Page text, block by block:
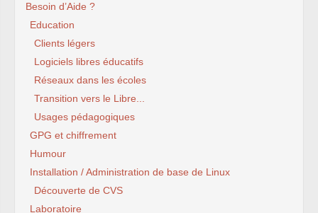
Besoin d’Aide ?
Education
Clients légers
Logiciels libres éducatifs
Réseaux dans les écoles
Transition vers le Libre...
Usages pédagogiques
GPG et chiffrement
Humour
Installation / Administration de base de Linux
Découverte de CVS
Laboratoire